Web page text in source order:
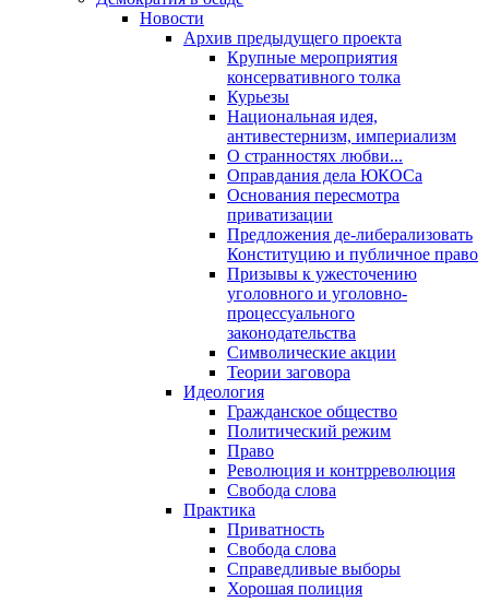
Новости
Архив предыдущего проекта
Крупные мероприятия
консервативного толка
Курьезы
Национальная идея,
антивестернизм, империализм
О странностях любви...
Оправдания дела ЮКОСа
Основания пересмотра
приватизации
Предложения де-либерализовать
Конституцию и публичное право
Призывы к ужесточению
уголовного и уголовно-
процессуального
законодательства
Символические акции
Теории заговора
Идеология
Гражданское общество
Политический режим
Право
Революция и контрреволюция
Свобода слова
Практика
Приватность
Свобода слова
Справедливые выборы
Хорошая полиция